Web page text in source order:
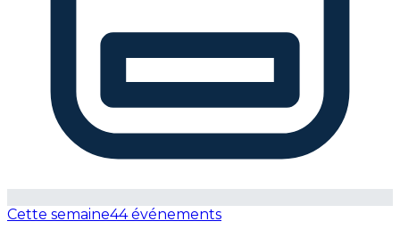
Cette semaine44 événements